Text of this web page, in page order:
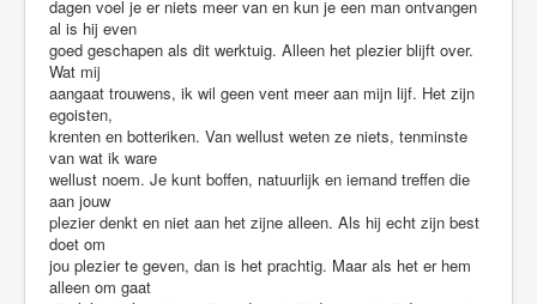
dagen voel je er niets meer van en kun je een man ontvangen
al is hij even
goed geschapen als dit werktuig. Alleen het plezier blijft over.
Wat mij
aangaat trouwens, ik wil geen vent meer aan mijn lijf. Het zijn
egoisten,
krenten en botteriken. Van wellust weten ze niets, tenminste
van wat ik ware
wellust noem. Je kunt boffen, natuurlijk en iemand treffen die
aan jouw
plezier denkt en niet aan het zijne alleen. Als hij echt zijn best
doet om
jou plezier te geven, dan is het prachtig. Maar als het er hem
alleen om gaat